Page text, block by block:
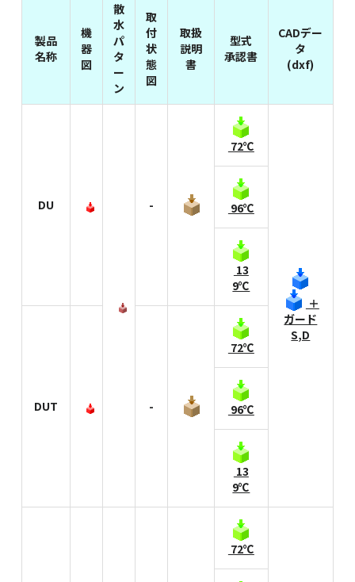
製品
名称
機
器
図
散
水
パ
タ
ー
ン
取
付
状
態
図
取扱
説明
書
型式
承認書
CADデー
タ
(dxf)
DU -
72℃
＋
ガード
S,D
96℃
13
9℃
DUT -
72℃
96℃
13
9℃
72℃